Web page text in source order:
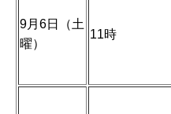
9月6日（土
曜）
11時